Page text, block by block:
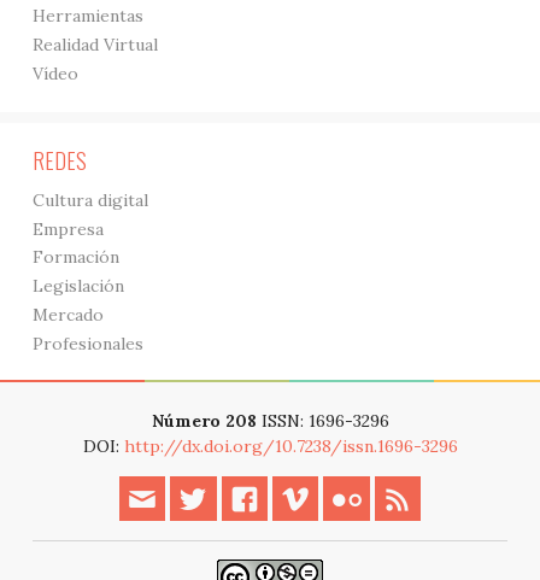
Herramientas
Realidad Virtual
Vídeo
REDES
Cultura digital
Empresa
Formación
Legislación
Mercado
Profesionales
Número 208 ISSN: 1696-3296
DOI: http://dx.doi.org/10.7238/issn.1696-3296